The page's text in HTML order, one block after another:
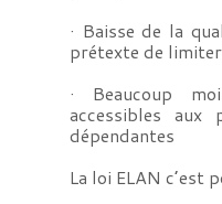
· Baisse de la
prétexte de
· Beaucoup
accessibles aux
dépendantes
La loi ELAN c’est